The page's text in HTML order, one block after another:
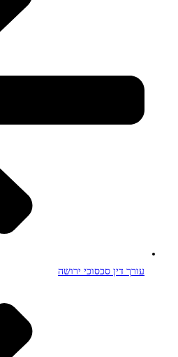
עורך דין סכסוכי ירושה